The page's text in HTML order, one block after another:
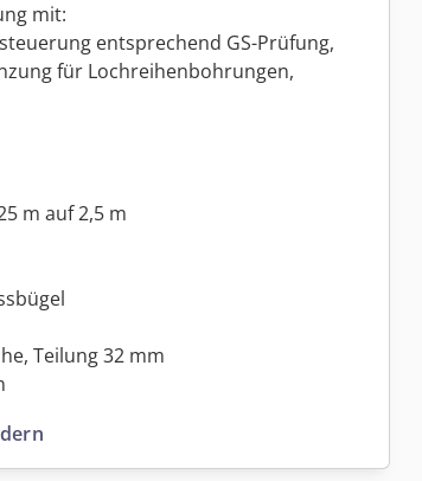
mit:
entsprechend GS-Prüfung,
für Lochreihenbohrungen,
m auf 2,5 m
Teilung 32 mm